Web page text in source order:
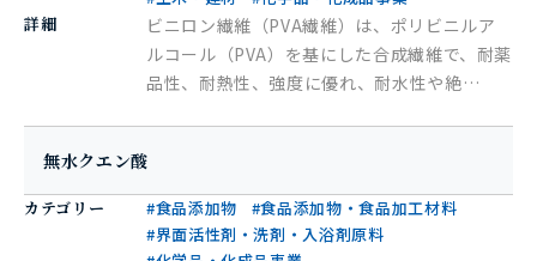
詳細
ビニロン繊維（PVA繊維）は、ポリビニルア
ルコール（PVA）を基にした合成繊維で、耐薬
品性、耐熱性、強度に優れ、耐水性や絶…
無水クエン酸
カテゴリー #食品添加物
#食品添加物・食品加工材料
#界面活性剤・洗剤・入浴剤原料